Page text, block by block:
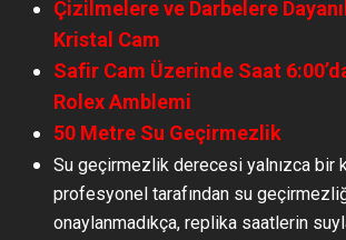
Çizilmelere ve Darbelere
Kristal Cam
Safir Cam Üzerinde Saat
Rolex Amblemi
50 Metre Su Geçirmezlik
Su geçirmezlik derecesi yalnızca bir
profesyonel tarafından su
onaylanmadıkça, replika saatlerin